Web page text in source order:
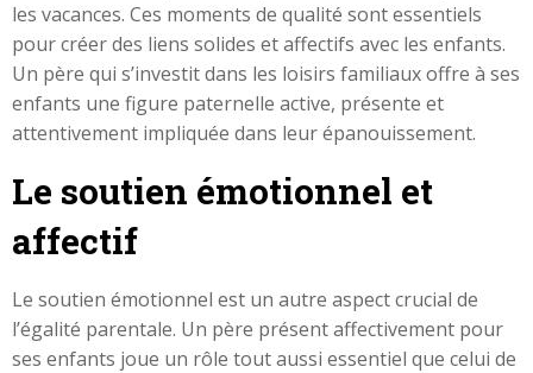
les vacances. Ces moments de qualité sont essentiels
pour créer des liens solides et affectifs avec les enfants.
Un père qui s’investit dans les loisirs familiaux offre à ses
enfants une figure paternelle active, présente et
attentivement impliquée dans leur épanouissement.
Le soutien émotionnel et
affectif
Le soutien émotionnel est un autre aspect crucial de
l’égalité parentale. Un père présent affectivement pour
ses enfants joue un rôle tout aussi essentiel que celui de